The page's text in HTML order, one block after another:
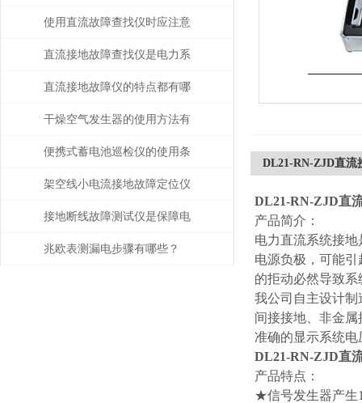
法
使用直流故障查找仪时应注意
的安全事项
直流接地故障查找仪是电力系
统维护的得力助手
直流接地故障仪的特点都有哪
些？
干燥空气发生器的使用方法有
哪些？
便携式蓄电池巡检仪的使用条
件是怎样的？
架空线小电流接地故障定位仪
是如何进行故障定位的？
接地断线故障测试仪是保障电
力系统安全运行的重要工具
兆欧表测漏电步骤有哪些？
DL21-RN-ZJD直流
DL21-RN-ZJD直
产品简介：
电力直流系统接
电源负极，可能
的拒动必然导致
我公司自主设计
间接接地、非金
准确的显示系统
DL21-RN-ZJD直
产品特点：
★信号发生器产生